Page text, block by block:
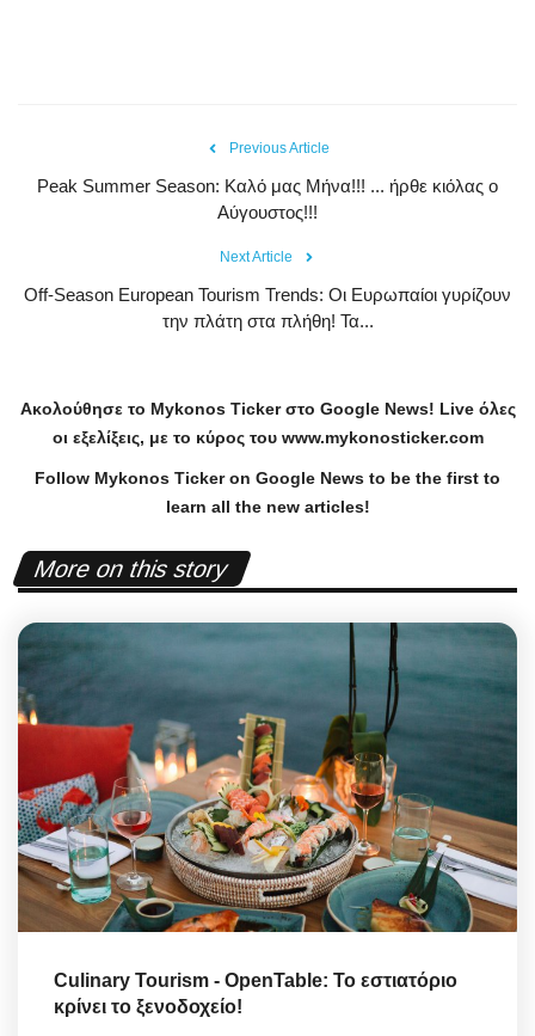
Previous Article
Peak Summer Season: Kαλό μας Μήνα!!! ... ήρθε κιόλας ο
Αύγουστος!!!
Next Article
Off-Season European Tourism Trends: Οι Ευρωπαίοι γυρίζουν
την πλάτη στα πλήθη! Τα...
Ακολούθησε το Mykonos Tickerστο Google News! Liveόλες
οι εξελίξεις, με το κύρος του www.mykonosticker.com
Follow Mykonos Ticker on Google News to be the first to
learn all the new articles!
More on this story
Culinary Tourism - OpenTable: Το εστιατόριο
κρίνει το ξενοδοχείο!